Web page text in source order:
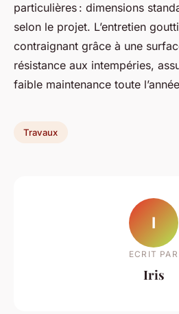
particulières : dimensions
selon le projet. L’entretien
contraignant grâce à une
résistance aux intempéries,
faible maintenance toute
Travaux
I
ECRIT PAR
Iris